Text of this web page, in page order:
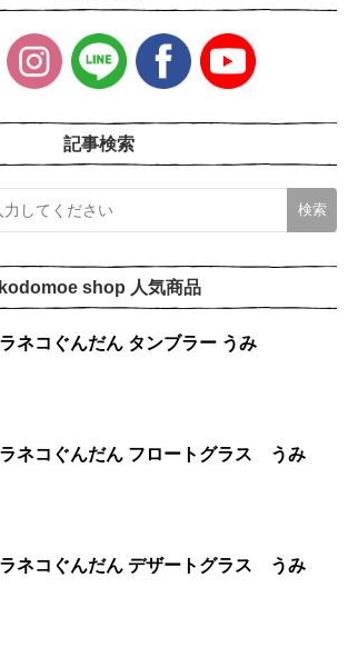
記事検索
kodomoe shop 人気商品
ノラネコぐんだん タンブラー うみ
ノラネコぐんだん フロートグラス うみ
ノラネコぐんだん デザートグラス うみ